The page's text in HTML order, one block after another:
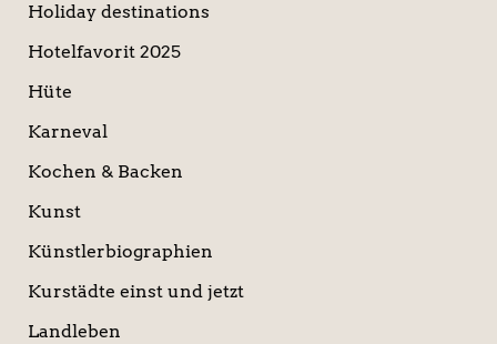
Holiday destinations
Hotelfavorit 2025
Hüte
Karneval
Kochen & Backen
Kunst
Künstlerbiographien
Kurstädte einst und jetzt
Landleben